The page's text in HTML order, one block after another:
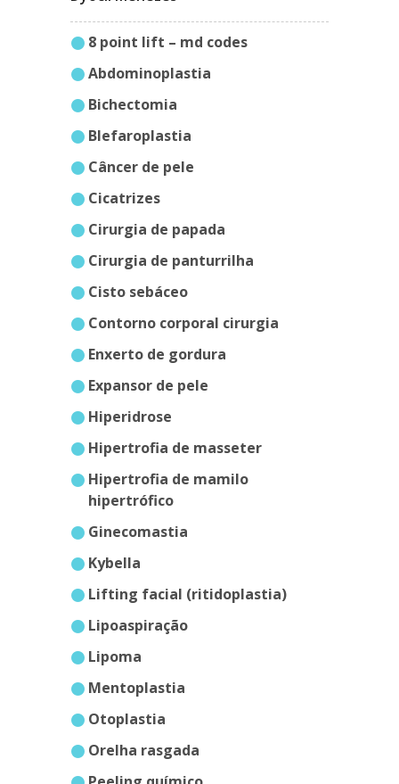
8 point lift – md codes
abdominoplastia
bichectomia
blefaroplastia
câncer de pele
cicatrizes
cirurgia de papada
cirurgia de panturrilha
cisto sebáceo
contorno corporal cirurgia
enxerto de gordura
expansor de pele
hiperidrose
hipertrofia de masseter
hipertrofia de mamilo
hipertrófico
ginecomastia
kybella
lifting facial (ritidoplastia)
lipoaspiração
lipoma
mentoplastia
otoplastia
orelha rasgada